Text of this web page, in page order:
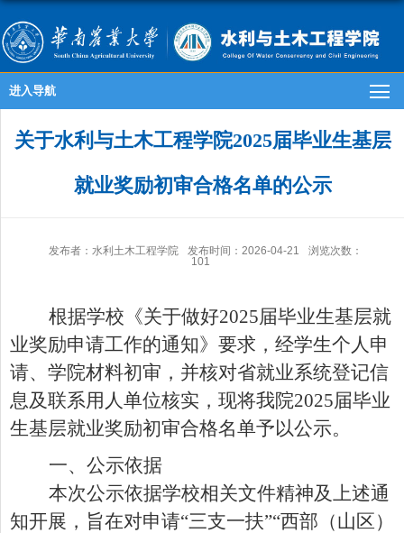
进入导航
关于水利与土木工程学院2025届毕业生基层
就业奖励初审合格名单的公示
发布者：水利土木工程学院 发布时间：2026-04-21
浏览次数：
101
根据学校《关于做好2025届毕业生基层就
业奖励申请工作的通知》要求，经学生个人申
请、学院材料初审，并核对省就业系统登记信
息及联系用人单位核实，现将我院2025届毕业
生基层就业奖励初审合格名单予以公示。
一、公示依据
本次公示依据学校相关文件精神及上述通
知开展，旨在对申请“三支一扶”“西部（山区）